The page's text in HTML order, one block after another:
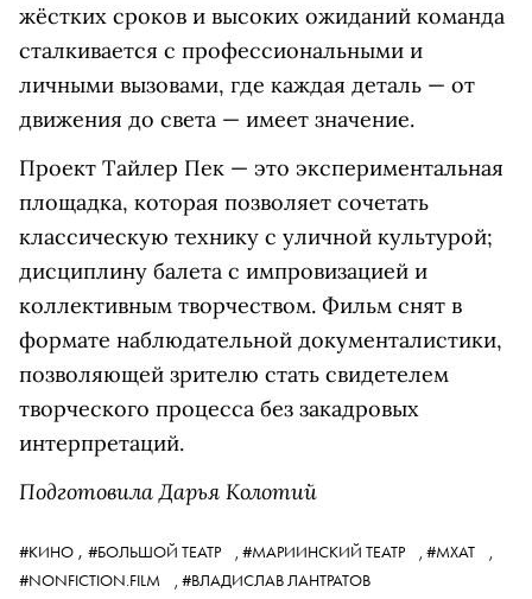
жёстких сроков и высоких ожиданий команда
сталкивается с профессиональными и
личными вызовами, где каждая деталь — от
движения до света — имеет значение.
Проект Тайлер Пек — это экспериментальная
площадка, которая позволяет сочетать
классическую технику с уличной культурой;
дисциплину балета с импровизацией и
коллективным творчеством. Фильм снят в
формате наблюдательной документалистики,
позволяющей зрителю стать свидетелем
творческого процесса без закадровых
интерпретаций.
Подготовила Дарья Колотий
#КИНО , #БОЛЬШОЙ ТЕАТР , #МАРИИНСКИЙ ТЕАТР , #МХАТ
,
#NONFICTION.FILM
, #ВЛАДИСЛАВ ЛАНТРАТОВ